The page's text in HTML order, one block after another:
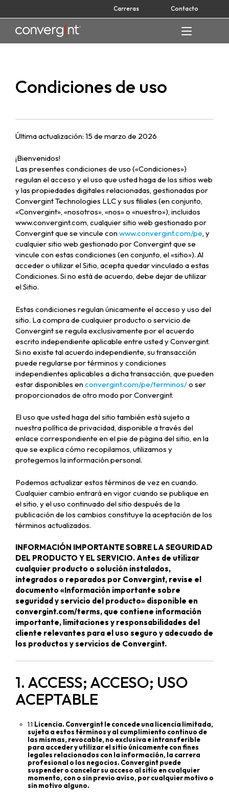
to
content
Carreras Contacto
Home
Condiciones de uso
Última actualización: 15 de marzo de 2026
¡Bienvenidos!
Las presentes condiciones de uso («Condiciones»)
regulan el acceso y el uso que usted haga de los sitios web
y las propiedades digitales relacionadas, gestionadas por
Convergint Technologies LLC y sus filiales (en conjunto,
«Convergint», «nosotros», «nos» o «nuestro»), incluidos
www.convergint.com, cualquier sitio web gestionado por
Convergint que se vincule conwww.convergint.com/pe, y
cualquier sitio web gestionado por Convergint que se
vincule con estas condiciones (en conjunto, el «sitio»). Al
acceder o utilizar el Sitio, acepta quedar vinculado a estas
Condiciones. Si no está de acuerdo, debe dejar de utilizar
el Sitio.
Estas condiciones regulan únicamente el acceso y uso del
sitio. La compra de cualquier producto o servicio de
Convergint se regula exclusivamente por el acuerdo
escrito independiente aplicable entre usted y Convergint.
Si no existe tal acuerdo independiente, su transacción
puede regularse por términos y condiciones
independientes aplicables a dicha transacción, que pueden
estar disponibles enconvergint.com/pe/terminos/o ser
proporcionados de otro modo por Convergint.
El uso que usted haga del sitio también está sujeto a
nuestra política de privacidad, disponible a través del
enlace correspondiente en el pie de página del sitio, en la
que se explica cómo recopilamos, utilizamos y
protegemos la información personal.
Podemos actualizar estos términos de vez en cuando.
Cualquier cambio entrará en vigor cuando se publique en
el sitio, y el uso continuado del sitio después de la
publicación de los cambios constituye la aceptación de los
términos actualizados.
INFORMACIÓN IMPORTANTE SOBRE LA SEGURIDAD
DEL PRODUCTO Y EL SERVICIO. Antes de utilizar
cualquier producto o solución instalados,
integrados o reparados por Convergint, revise el
documento «Información importante sobre
seguridad y servicio del producto» disponible en
convergint.com/terms, que contiene información
importante, limitaciones y responsabilidades del
cliente relevantes para el uso seguro y adecuado de
los productos y servicios de Convergint.
1. ACCESS; ACCESO; USO
ACEPTABLE
1.1 Licencia. Convergint le concede una licencia limitada,
sujeta a estos términos y al cumplimiento continuo de
las mismas, revocable, no exclusiva e intransferible
para acceder y utilizar el sitio únicamente con fines
legales relacionados con la información, la carrera
profesional o los negocios. Convergint puede
suspender o cancelar su acceso al sitio en cualquier
momento, con o sin previo aviso, por cualquier motivo o
sin motivo alguno.